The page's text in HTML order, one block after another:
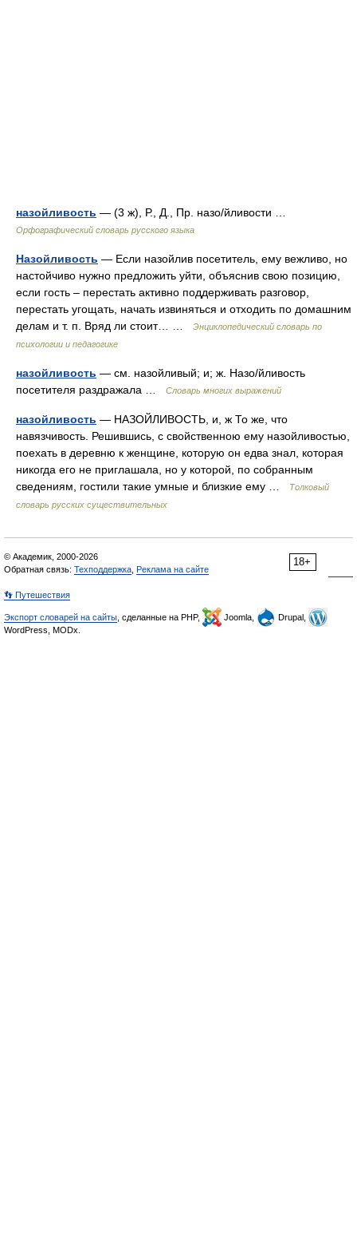
назойливость — (3 ж), Р., Д., Пр. назо/йливости …
Орфографический словарь русского языка
Назойливость — Если назойлив посетитель, ему вежливо, но
настойчиво нужно предложить уйти, объяснив свою позицию,
если гость – перестать активно поддерживать разговор,
перестать угощать, начать извиняться и отходить по домашним
делам и т. п. Вряд ли стоит… …
Энциклопедический словарь по
психологии и педагогике
назойливость — см. назойливый; и; ж. Назо/йливость
посетителя раздражала …
Словарь многих выражений
назойливость — НАЗОЙЛИВОСТЬ, и, ж То же, что
навязчивость. Решившись, с свойственною ему назойливостью,
поехать в деревню к женщине, которую он едва знал, которая
никогда его не приглашала, но у которой, по собранным
сведениям, гостили такие умные и близкие ему …
Толковый
словарь русских существительных
18+
© Академик, 2000-2026
Обратная связь: Техподдержка Реклама на сайте
👣 Путешествия
Экспорт словарей на сайты , сделанные на PHP, Joomla,
Drupal,
WordPress, MODx.